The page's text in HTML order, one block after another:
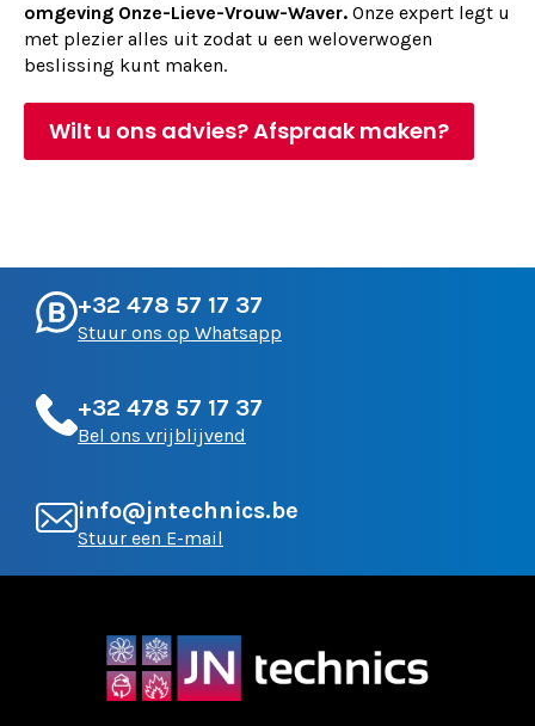
omgeving Onze-Lieve-Vrouw-Waver. Onze expert legt u
met plezier alles uit zodat u een weloverwogen
beslissing kunt maken.
Wilt u ons advies? Afspraak maken?
+32 478 57 17 37
Stuur ons op Whatsapp
+32 478 57 17 37
Bel ons vrijblijvend
info@jntechnics.be
Stuur een E-mail